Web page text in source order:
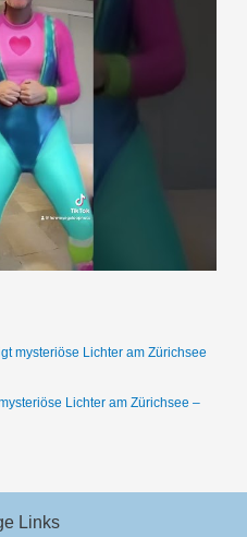
Lichter am Zürichsee –
Links